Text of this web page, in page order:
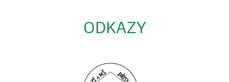
ODKAZY